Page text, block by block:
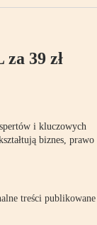
39 zł
i kluczowych
biznes, prawo
treści publikowane